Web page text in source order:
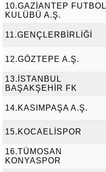
10.GAZİANTEP FUTBOL
KULÜBÜ A.Ş.
11.GENÇLERBİRLİĞİ
12.GÖZTEPE A.Ş.
13.İSTANBUL
BAŞAKŞEHİR FK
14.KASIMPAŞA A.Ş.
15.KOCAELİSPOR
16.TÜMOSAN
KONYASPOR